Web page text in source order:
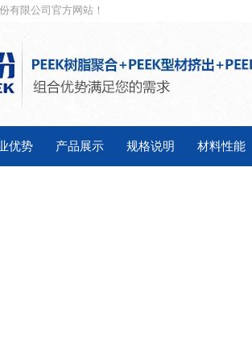
有限公司官方网站！
优势 产品展示 规格说明 材料性能